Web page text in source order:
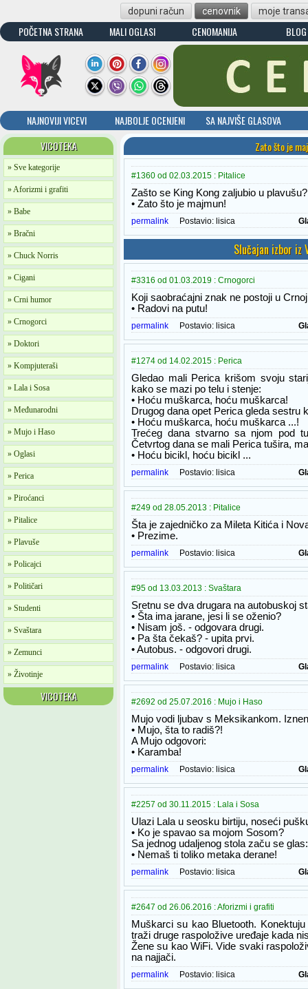
dopuni račun cenovnik moje
POČETNA STRANA MALI OGLASI CENOMANIJA BLOG
NAJNOVIJI VICEVI NAJBOLJE OCENJENI
SA NAJVIŠE GLASOVA
VICOTEKA
» Sve kategorije
» Aforizmi i grafiti
» Babe
» Bračni
» Chuck Norris
» Cigani
» Crni humor
» Crnogorci
» Doktori
» Kompjuteraši
» Lala i Sosa
» Međunarodni
» Mujo i Haso
» Oglasi
» Perica
» Piroćanci
» Pitalice
» Plavuše
» Policajci
» Političari
» Studenti
» Svaštara
» Zemunci
» Životinje
VICOTEKA
Zato što je
#1360 od 02.03.2015 : Pitalice
Zašto se King Kong zaljubio u plavušu?
• Zato što je majmun!
permalink Postavio: lisica
Slučajan izbor iz
#3316 od 01.03.2019 : Crnogorci
Koji saobraćajni znak ne postoji u
• Radovi na putu!
permalink Postavio: lisica
#1274 od 14.02.2015 : Perica
Gledao mali Perica krišom svoju
kako se mazi po telu i stenje:
• Hoću muškarca, hoću muškarca!
Drugog dana opet Perica gleda sestru
• Hoću muškarca, hoću muškarca ...!
Trećeg dana stvarno sa njom pod
Četvrtog dana se mali Perica tušira,
• Hoću bicikl, hoću bicikl ...
permalink Postavio: lisica
#249 od 28.05.2013 : Pitalice
Šta je zajedničko za Mileta Kitića i
• Prezime.
permalink Postavio: lisica
#95 od 13.03.2013 : Svaštara
Sretnu se dva drugara na autobuskoj
• Šta ima jarane, jesi li se oženio?
• Nisam još. - odgovara drugi.
• Pa šta čekaš? - upita prvi.
• Autobus. - odgovori drugi.
permalink Postavio: lisica
#2692 od 25.07.2016 : Mujo i Haso
Mujo vodi ljubav s Meksikankom.
• Mujo, šta to radiš?!
A Mujo odgovori:
• Karamba!
permalink Postavio: lisica
#2257 od 30.11.2015 : Lala i Sosa
Ulazi Lala u seosku birtiju, noseći
• Ko je spavao sa mojom Sosom?
Sa jednog udaljenog stola začu se glas:
• Nemaš ti toliko metaka derane!
permalink Postavio: lisica
#2647 od 26.06.2016 : Aforizmi i grafiti
Muškarci su kao Bluetooth.
traži druge raspoložive uređaje kada
Žene su kao WiFi. Vide svaki
na najjači.
permalink Postavio: lisica